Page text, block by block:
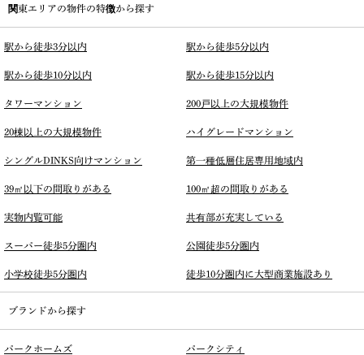
関東エリアの物件の特徴から探す
駅から徒歩3分以内 駅から徒歩5分以内
駅から徒歩10分以内 駅から徒歩15分以内
タワーマンション 200戸以上の大規模物件
20棟以上の大規模物件 ハイグレードマンション
シングルDINKS向けマンション 第一種低層住居専用地域内
39㎡以下の間取りがある 100㎡超の間取りがある
実物内覧可能 共有部が充実している
スーパー徒歩5分圏内 公園徒歩5分圏内
小学校徒歩5分圏内 徒歩10分圏内に大型商業施設あり
ブランドから探す
パークホームズ パークシティ